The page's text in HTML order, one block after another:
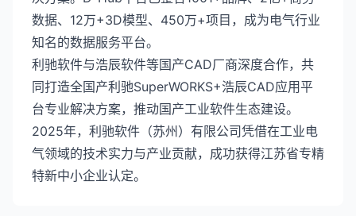
数据、12万+3D模型、450万+项目，成为电气行业
知名的数据服务平台。
利驰软件与浩辰软件等国产CAD厂商深度合作，共
同打造全国产利驰SuperWORKS+浩辰CAD应用平
台专业解决方案，推动国产工业软件生态建设。
2025年，利驰软件（苏州）有限公司凭借在工业电
气领域的技术实力与产业贡献，成功获得江苏省专精
特新中小企业认定。